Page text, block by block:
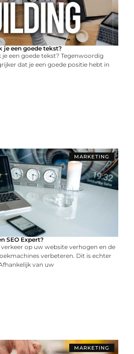
je een goede tekst?
je een goede tekst? Tegenwoordig
dat je een goede positie hebt in
MARKETING
SEO Expert?
verkeer op uw website verhogen en de
verbeteren. Dit is echter
van uw
MARKETING